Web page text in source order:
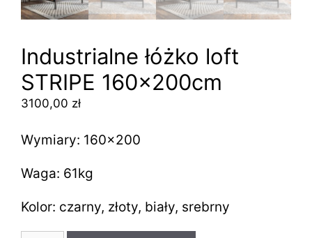
Industrialne łóżko loft
STRIPE 160x200cm
3100,00 zł
Wymiary: 160×200
Waga: 61kg
Kolor: czarny, złoty, biały, srebrny